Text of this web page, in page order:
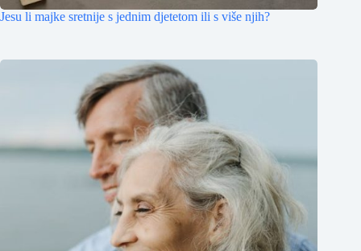
Jesu li majke sretnije s jednim djetetom ili s više njih?